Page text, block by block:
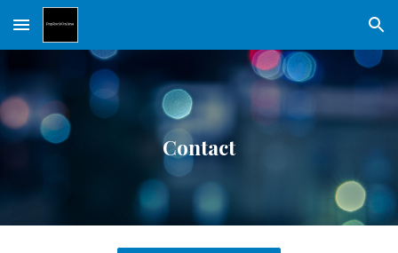
Skip to main content Skip to navigation
Contact